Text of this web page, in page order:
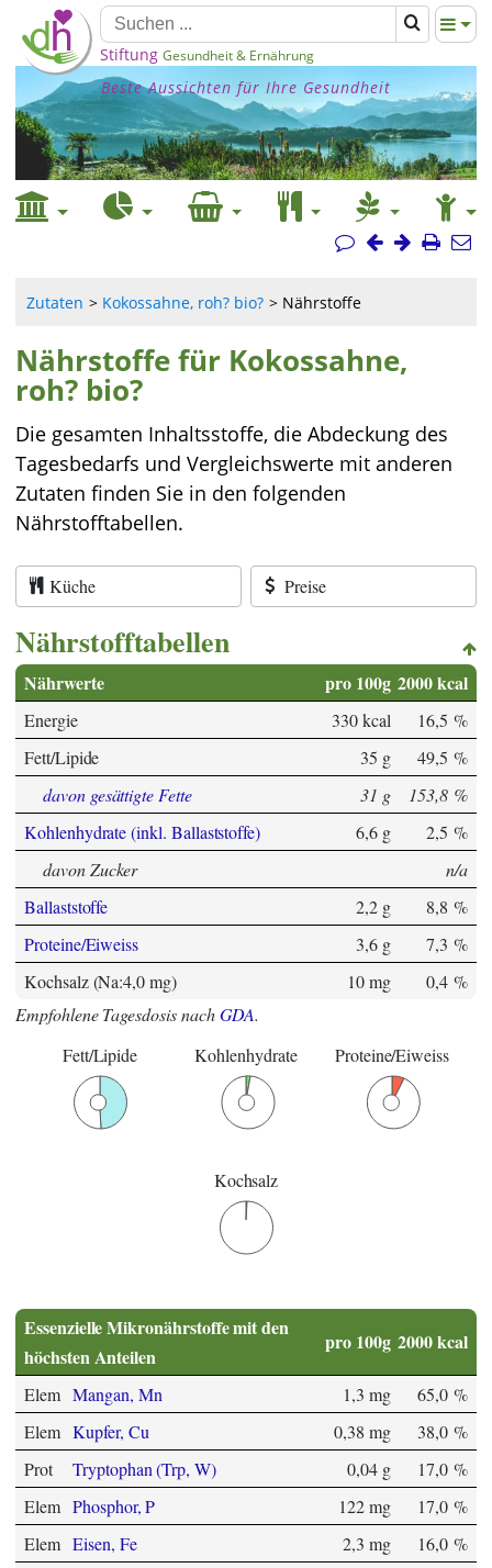
Stiftung Gesundheit & Ernährung
Beste Aussichten für Ihre Gesundheit
Zutaten Kokossahne, roh? bio? Nährstoffe
Nährstoffe für Kokossahne,
roh? bio?
Die gesamten Inhaltsstoffe, die Abdeckung des
Tagesbedarfs und Vergleichswerte mit anderen
Zutaten finden Sie in den folgenden
Nährstofftabellen.
Küche Preise
Nährstofftabellen
Nährwerte pro 100g 2000 kcal
Energie 330 kcal
16,5 %
Fett/Lipide
35 g
49,5 %
davon gesättigte Fette
31 g
153,8 %
Kohlenhydrate (inkl. Ballaststoffe)
6,6 g
2,5 %
davon Zucker
n/a
Ballaststoffe
2,2 g
8,8 %
Proteine/Eiweiss
3,6 g
7,3 %
Kochsalz (Na:4,0 mg)
10 mg
0,4 %
Empfohlene Tagesdosis nachGDA.
Fett/Lipide
Kohlenhydrate Proteine/Eiweiss
Kochsalz
Essenzielle Mikronährstoffe mit den
höchsten Anteilen
pro 100g 2000 kcal
Elem Mangan, Mn 1,3 mg
65,0 %
Elem Kupfer, Cu 0,38 mg
38,0 %
Prot
Tryptophan (Trp, W) 0,04 g
17,0 %
Elem Phosphor, P 122 mg
17,0 %
Elem Eisen, Fe 2,3 mg
16,0 %